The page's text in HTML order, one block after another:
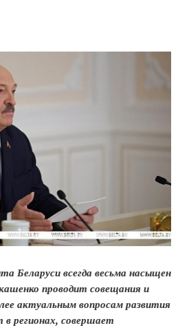
Беларуси всегда весьма насыщен
проводит совещания и
актуальным вопросам развития
в регионах, совершает